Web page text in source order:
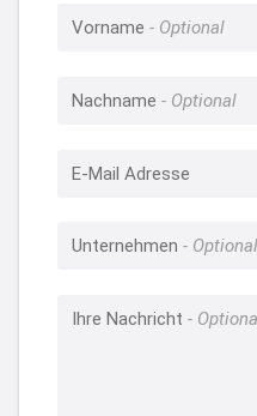
Vorname
Nachname
E-Mail Adresse
Unternehmen
Ihre Nachricht